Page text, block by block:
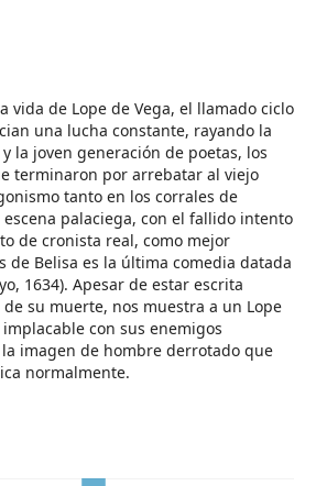
vida de Lope de Vega, el llamado ciclo
una lucha constante, rayando la
la joven generación de poetas, los
terminaron por arrebatar al viejo
tanto en los corrales de
palaciega, con el fallido intento
de cronista real, como mejor
de Belisa es la última comedia datada
1634). Apesar de estar escrita
su muerte, nos muestra a un Lope
con sus enemigos
imagen de hombre derrotado que
normalmente.